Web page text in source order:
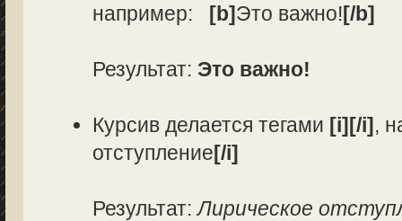
например: [b]Это важно![/b]
Результат: Это важно!
Курсив делается тегами [i][/i],
отступление[/i]
Результат:Лирическое